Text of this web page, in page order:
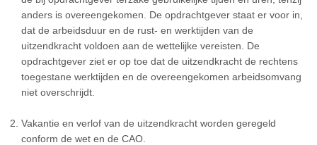
anders is overeengekomen. De opdrachtgever staat er voor in,
dat de arbeidsduur en de rust- en werktijden van de
uitzendkracht voldoen aan de wettelijke vereisten. De
opdrachtgever ziet er op toe dat de uitzendkracht de rechtens
toegestane werktijden en de overeengekomen arbeidsomvang
niet overschrijdt.
Vakantie en verlof van de uitzendkracht worden geregeld
conform de wet en de CAO.